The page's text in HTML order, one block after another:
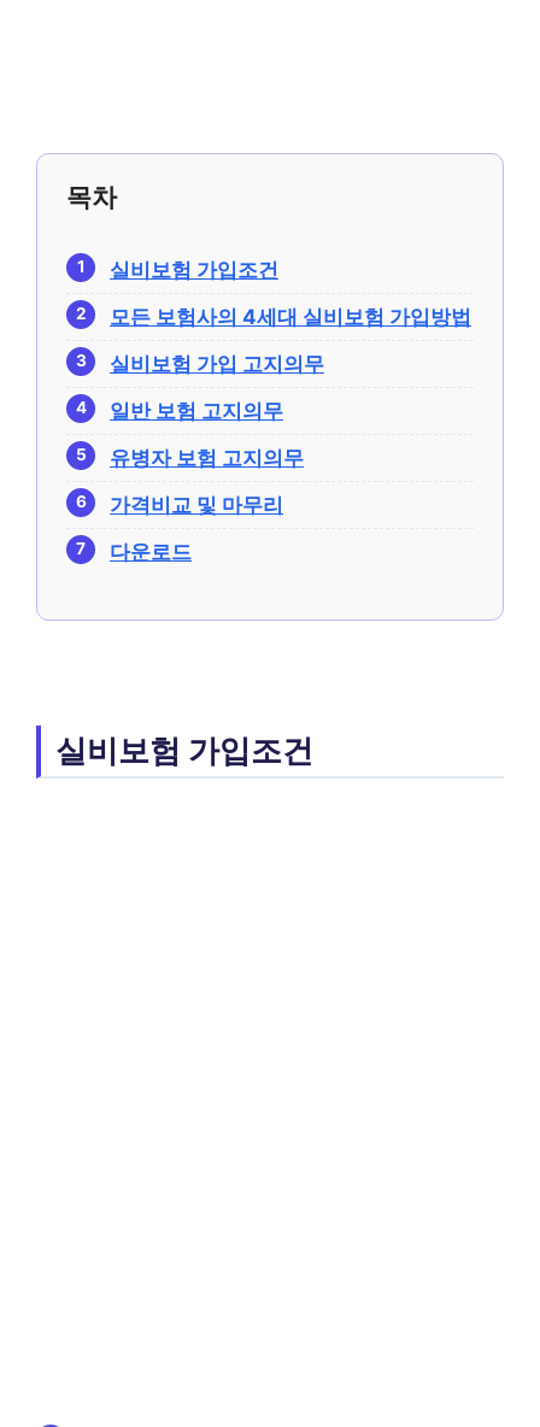
목차
실비보험 가입조건
모든 보험사의 4세대 실비보험 가입방법
실비보험 가입 고지의무
일반 보험 고지의무
유병자 보험 고지의무
가격비교 및 마무리
다운로드
실비보험 가입조건